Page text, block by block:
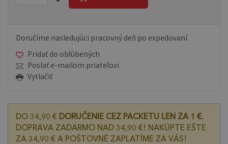
Doručíme nasledujúci pracovný deň po expedovaní.
Pridať do obľúbených
Poslať e-mailom priateľovi
Vytlačiť
DO 34,90 € DORUČENIE CEZ PACKETU LEN ZA 1 €.
DOPRAVA ZADARMO NAD 34,90 €! NAKÚPTE EŠTE
ZA 34,90 € A POŠTOVNÉ ZAPLATÍME ZA VÁS!